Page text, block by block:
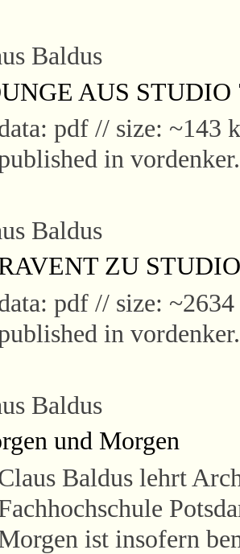
Baldus
AUS STUDIO
pdf // size: ~143
in
Baldus
ZU
pdf // size:
in
Baldus
und Morgen
Baldus lehrt
ist insofern